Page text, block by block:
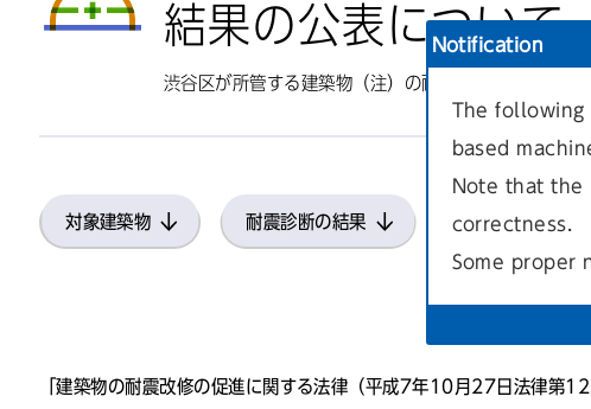
結果の公表について
渋谷区が所管する建築物（注）の耐震診断の結果を公表
対象建築物 耐震診断の結果
「建築物の耐震改修の促進に関する法律（平成7年10月27日法律第
Notification
The following
based
Note that the
correctness.
Some proper